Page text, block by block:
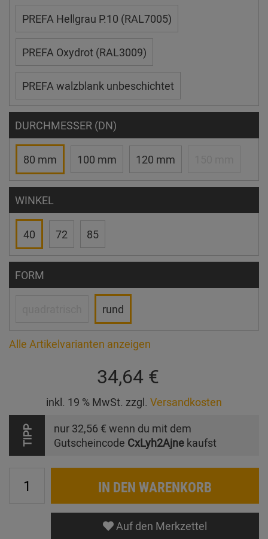
PREFA Hellgrau P.10 (RAL7005)
PREFA Oxydrot (RAL3009)
PREFA walzblank unbeschichtet
DURCHMESSER (DN)
80 mm 100 mm 120 mm
WINKEL
40 72 85
FORM
rund
Alle Artikelvarianten anzeigen
34,64 €
inkl. 19 % MwSt. zzgl. Versandkosten
TIPP nur 32,56 € wenn du mit dem
Gutscheincode CxLyh2Ajne kaufst
IN DEN WARENKORB
Auf den Merkzettel